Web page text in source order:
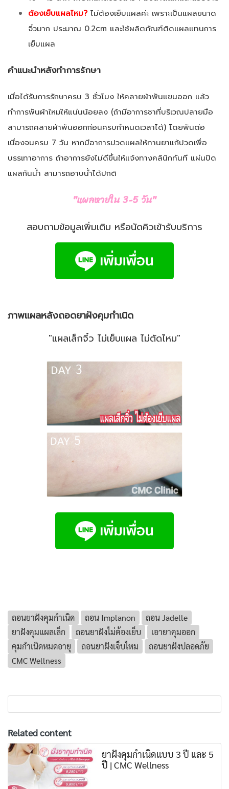
ต้องเย็บแผลไหม?ไม่ต้องเย็บแผลค่ะ เพราะเป็นแผลขนาด
จิ๋วมาก ประมาณ 0.2cm และใช้ผลิตภัณฑ์ติดแผลแทนการ
เย็บแผล
คำแนะนำหลังทำการรักษา
เมื่อได้รับการรักษาครบ 3 ชั่วโมง ให้คลายผ้าพันแขนออก แล้ว
ทำการพันผ้าใหม่ให้แน่นน้อยลง (ถ้ามีอาการชาที่บริเวณปลายมือ
สามารถคลายผ้าพันออกก่อนครบกำหนดเวลาได้) โดยพันต่อ
เนื่องจนครบ 7 วัน หากมีอาการปวดแผลให้ทานยาแก้ปวดเพื่อ
บรรเทาอาการ ถ้าอาการยังไม่ดีขึ้นให้แจ้งทางคลินิกทันที แผ่นปิด
แผลกันน้ำ สามารถอาบน้ำได้ปกติ
"แผลหายใน 3-5 วัน"
สอบถามข้อมูลเพิ่มเติม หรือนัดคิวเข้ารับบริการ
ภาพแผลหลังถอดยาฝังคุมกำเนิด
"แผลเล็กจิ๋ว ไม่เย็บแผล ไม่ตัดไหม"
ถอนยาฝังคุมกำเนิด ถอน Implanon
ถอน Jadelle
ยาฝังคุมแผลเล็ก
ถอนยาฝังไม่ต้องเย็บ
เอายาคุมออก
คุมกำเนิดหมดอายุ
ถอนยาฝังเจ็บไหม
ถอนยาฝังปลอดภัย
CMC Wellness
Related content
ยาฝังคุมกำเนิดแบบ 3 ปี และ 5
ปี | CMC Wellness